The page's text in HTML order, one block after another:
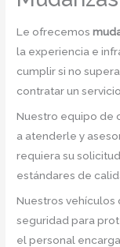
Le ofrecemos
la experiencia e
cumplir si no
contratar un
Nuestro equipo de
a atenderle y
requiera su
estándares de
Nuestros vehículos
seguridad para
el personal